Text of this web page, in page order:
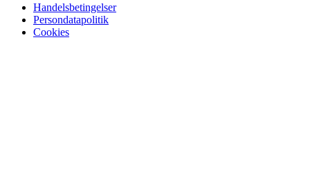
Handelsbetingelser
Persondatapolitik
Cookies